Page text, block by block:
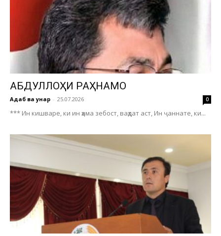
АБДУЛЛОҲИ РАҲНАМО
Адаб ва ҳунар - 25.07.2026 0
*** Ин кишваре, ки ин ҳама зебост, ваҳдат аст, Ин ҷаннате, ки...